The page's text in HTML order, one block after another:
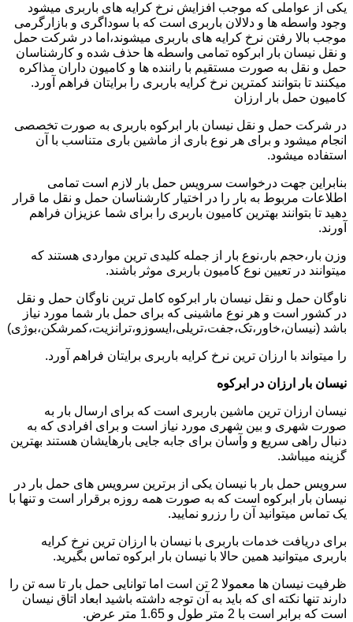
یکی از عواملی که موجب افزایش نرخ کرایه های باربری میشود
وجود واسطه ها و دلالان باربری است که با سوداگری و بازارگرمی
موجب بالا رفتن نرخ کرایه های باربری میشوند،اما در شرکت حمل
و نقل نیسان بار ابرکوه تمامی واسطه ها حذف شده و کارشناسان
حمل و نقل به صورت مستقیم با راننده ها و کامیون داران مذاکره
میکنند تا بتوانند کمترین نرخ کرایه باربری را برایتان فراهم آورد.
کامیون حمل بار ارزان
در شرکت حمل و نقل نیسان بار ابرکوه باربری به صورت تخصصی
انجام میشود و برای هر نوع باری از ماشین باری متناسب با آن
استفاده میشود.
بنابراین جهت درخواست سرویس حمل بار لازم است تمامی
اطلاعات مربوط به بار را در اختیار کارشناسان حمل و نقل ما قرار
دهید تا بتوانند بهترین کامیون باربری را برای شما عزیزان فراهم
آورند.
وزن بار،حجم بار،نوع بار از جمله کلیدی ترین مواردی هستند که
میتوانند در تعیین نوع کامیون باربری موثر باشند.
ناوگان حمل و نقل نیسان بار ابرکوه کامل ترین ناوگان حمل و نقل
در کشور است و هر نوع ماشینی که برای حمل بار شما مورد نیاز
باشد (نیسان،خاور،تک،جفت،تریلی،ایسوزو،ترانزیت،کمرشکن،بوژی)
را میتواند با ارزان ترین نرخ کرایه باربری برایتان فراهم آورد.
نیسان بار ارزان در ابرکوه
نیسان ارزان ترین ماشین باربری است که برای ارسال بار به
صورت شهری و بین شهری مورد نیاز است و برای افرادی که به
دنبال راهی سریع و وآسان برای جابه جایی بارهایشان هستند بهترین
گزینه میباشد.
سرویس حمل بار با نیسان یکی از برترین سرویس های حمل بار در
نیسان بار ابرکوه است که به صورت همه روزه برقرار است و تنها با
یک تماس میتوانید آن را رزرو نمایید.
برای دریافت خدمات باربری با نیسان با ارزان ترین نرخ کرایه
باربری میتوانید همین حالا با نیسان بار ابرکوه تماس بگیرید.
ظرفیت نیسان ها معمولا 2 تن است اما توانایی حمل بار تا سه تن را
دارند تنها نکته ای که باید به آن توجه داشته باشید ابعاد اتاق نیسان
است که برابر است با 2 متر طول و 1.65 متر عرض.